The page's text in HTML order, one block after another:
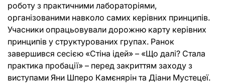
роботу з практичними лабораторіями,
організованими навколо самих керівних принципів.
Учасники опрацьовували дорожню карту керівних
принципів у структурованих групах. Ранок
завершився сесією «Стіна ідей» – «Що далі? Стала
практика пробації» – перед закриттям заходу з
виступами Яни Шперо Камєнярін та Діани Мустецеї.